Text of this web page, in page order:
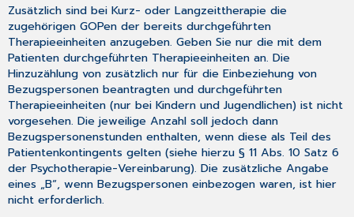
Zusätzlich sind bei Kurz- oder Langzeittherapie die
zugehörigen GOPen der bereits durchgeführten
Therapieeinheiten anzugeben. Geben Sie nur die mit dem
Patienten durchgeführten Therapieeinheiten an. Die
Hinzuzählung von zusätzlich nur für die Einbeziehung von
Bezugspersonen beantragten und durchgeführten
Therapieeinheiten (nur bei Kindern und Jugendlichen) ist nicht
vorgesehen. Die jeweilige Anzahl soll jedoch dann
Bezugspersonenstunden enthalten, wenn diese als Teil des
Patientenkontingents gelten (siehe hierzu § 11 Abs. 10 Satz 6
der Psychotherapie-Vereinbarung). Die zusätzliche Angabe
eines „B“, wenn Bezugspersonen einbezogen waren, ist hier
nicht erforderlich.